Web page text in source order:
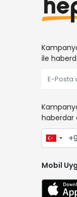
ile
haberdar
Mobil